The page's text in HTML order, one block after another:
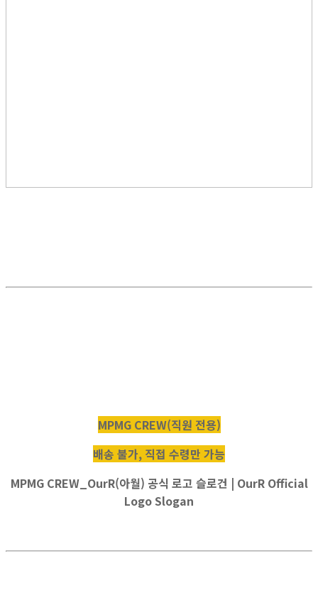
MPMG CREW(직원 전용)
배송 불가, 직접 수령만 가능
MPMG CREW_OurR(아월) 공식 로고 슬로건 | OurR Official
Logo Slogan